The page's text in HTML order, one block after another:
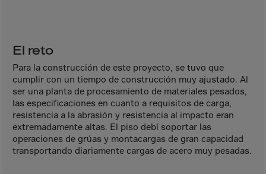
Azerbaijan
Bahamas
Bahrain
Bangladesh
Barbados
Belarus
El reto
Para la construcción de este proyecto, se tuvo que
cumplir con un tiempo de construcción muy ajustado. Al
ser una planta de procesamiento de materiales pesados,
las especificaciones en cuanto a requisitos de carga,
resistencia a la abrasión y resistencia al impacto eran
extremadamente altas. El piso debí soportar las
operaciones de grúas y montacargas de gran capacidad
transportando diariamente cargas de acero muy pesadas.